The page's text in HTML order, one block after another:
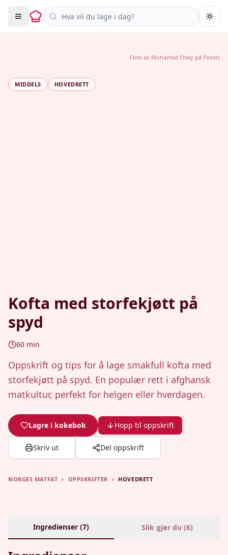
Søk i oppskrifter
MIDDELS HOVEDRETT
Kofta med storfekjøtt på
spyd
60 min
Oppskrift og tips for å lage smakfull kofta med
storfekjøtt på spyd. En populær rett i afghansk
matkultur, perfekt for helgen eller hverdagen.
Lagre i kokebok Hopp til oppskrift
Skriv ut Del oppskrift
Foto av Mohamed Olwy på Pexels
NORGES MATFAT › OPPSKRIFTER › HOVEDRETT
Ingredienser (7) Slik gjør du (6)